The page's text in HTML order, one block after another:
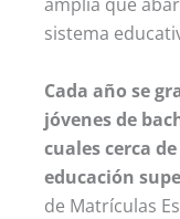
sistema
Cada año se
jóvenes de
cuales cerca
educación
de Matrículas